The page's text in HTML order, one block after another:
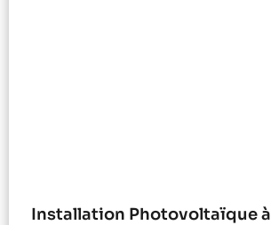
Installation Photovoltaïque à